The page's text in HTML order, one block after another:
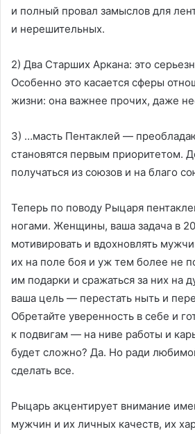
и полный провал замыслов для
и нерешительных.
2) Два Старших Аркана: это
Особенно это касается сферы
жизни: она важнее прочих, даже
3) …масть Пентаклей —
становятся первым приоритетом.
получаться из союзов и на благо
Теперь по поводу Рыцаря
ногами. Женщины, ваша задача в
мотивировать и вдохновлять
их на поле боя и уж тем более не
им подарки и сражаться за них на
ваша цель — перестать ныть и
Обретайте уверенность в себе и
к подвигам — на ниве работы и
будет сложно? Да. Но ради
сделать все.
Рыцарь акцентирует внимание
мужчин и их личных качеств, их